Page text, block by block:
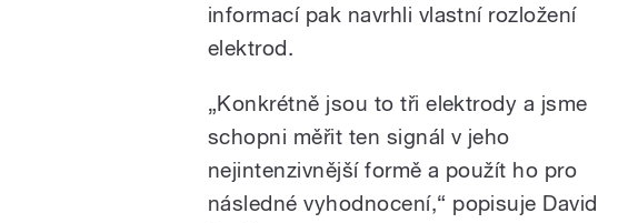
informací pak navrhli vlastní rozložení
elektrod.
„Konkrétně jsou to tři elektrody a jsme
schopni měřit ten signál v jeho
nejintenzivnější formě a použít ho pro
následné vyhodnocení,“ popisuje David